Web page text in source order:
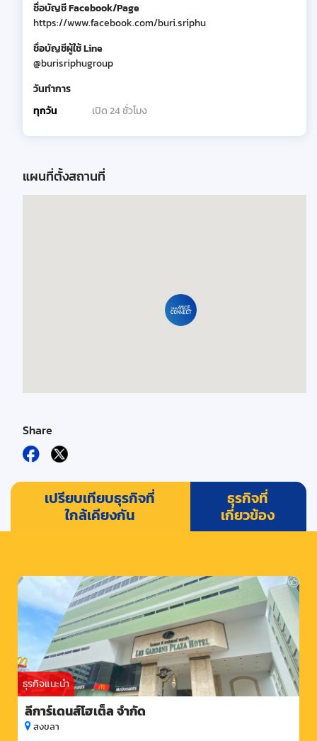
ชื่อบัญชี Facebook/Page
https://www.facebook.com/buri.sriphu
ชื่อบัญชีผู้ใช้ Line
@burisriphugroup
วันทำการ
ทุกวัน
เปิด 24 ชั่วโมง
แผนที่ตั้งสถานที่
Share
เปรียบเทียบธุรกิจที่
ใกล้เคียงกัน
ธุรกิจที่
เกี่ยวข้อง
ธุรกิจแนะนำ
ลีการ์เดนส์โฮเต็ล จำกัด
สงขลา